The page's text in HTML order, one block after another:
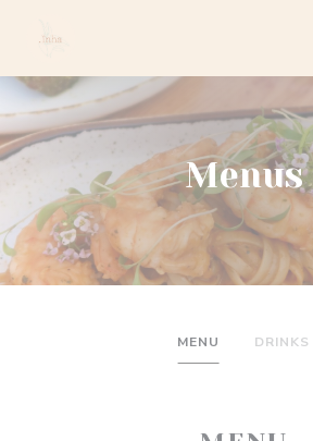
Menus
MENU DRINKS